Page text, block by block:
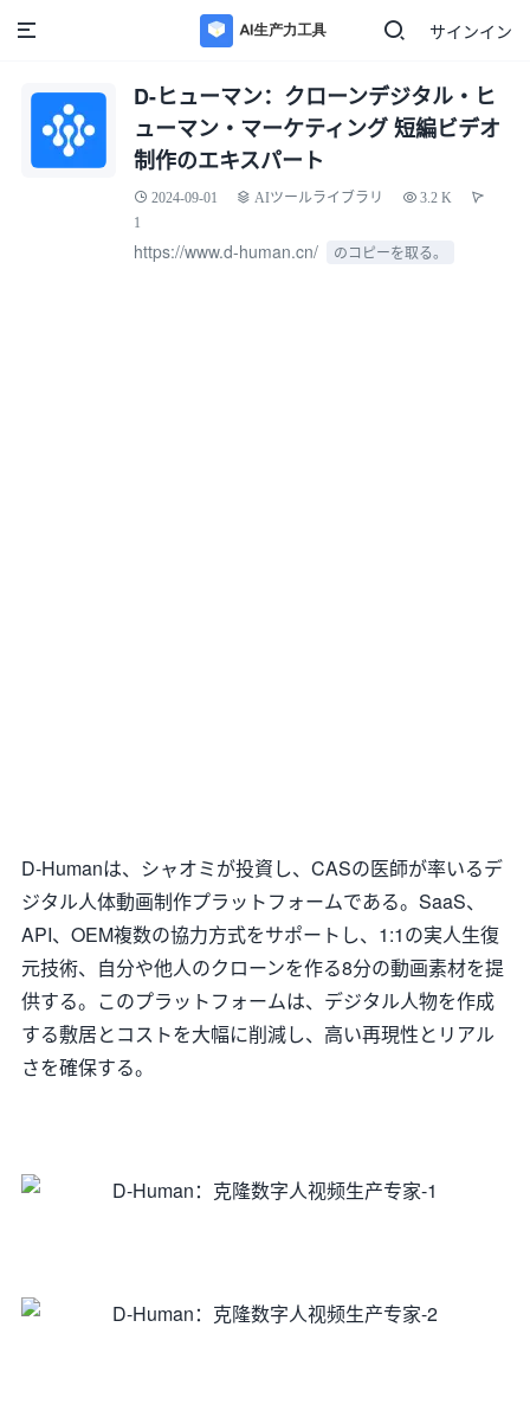
サインイン
D-ヒューマン：クローンデジタル・ヒ
ューマン・マーケティング 短編ビデオ
制作のエキスパート
2024-09-01 AIツールライブラリ
3.2 K
1
https://www.d-human.cn/ のコピーを取る。
D-Humanは、シャオミが投資し、CASの医師が率いるデ
ジタル人体動画制作プラットフォームである。SaaS、
API、OEM複数の協力方式をサポートし、1:1の実人生復
元技術、自分や他人のクローンを作る8分の動画素材を提
供する。このプラットフォームは、デジタル人物を作成
する敷居とコストを大幅に削減し、高い再現性とリアル
さを確保する。